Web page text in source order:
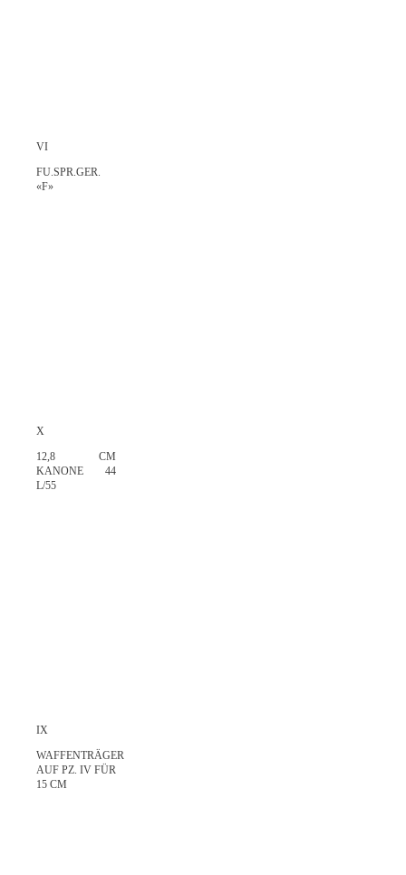
VI
FU.SPR.GER.
«F»
X
12,8 CM
KANONE 44
L/55
IX
WAFFENTRÄGER
AUF PZ. IV FÜR
15 CM